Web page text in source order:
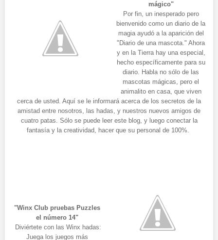
mágico"
Por fin, un inesperado pero
bienvenido como un diario de la
magia ayudó a la aparición del
"Diario de una mascota." Ahora
y en la Tierra hay una especial,
hecho específicamente para su
diario. Habla no sólo de las
mascotas mágicas, pero el
animalito en casa, que viven
cerca de usted. Aquí se le informará acerca de los secretos de la
amistad entre nosotros, las hadas, y nuestros nuevos amigos de
cuatro patas. Sólo se puede leer este blog, y luego conectar la
fantasía y la creatividad, hacer que su personal de 100%.
"Winx Club pruebas Puzzles
el número 14"
Diviértete con las Winx hadas:
Juega los juegos más